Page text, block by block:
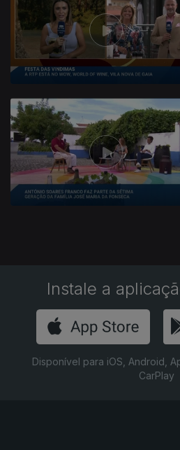
565935
Instale a
Disponível para iOS, Android,
CarPlay